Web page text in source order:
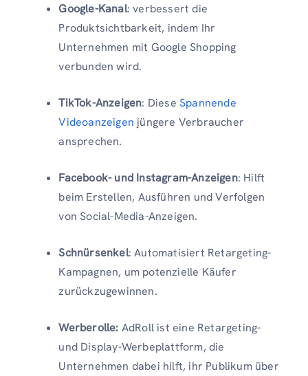
Google-Kanal: verbessert die
Produktsichtbarkeit, indem Ihr
Unternehmen mit Google Shopping
verbunden wird.
TikTok-Anzeigen: Diese Spannende
Videoanzeigen jüngere Verbraucher
ansprechen.
Facebook- und Instagram-Anzeigen: Hilft
beim Erstellen, Ausführen und Verfolgen
von Social-Media-Anzeigen.
Schnürsenkel: Automatisiert Retargeting-
Kampagnen, um potenzielle Käufer
zurückzugewinnen.
Werberolle: AdRoll ist eine Retargeting-
und Display-Werbeplattform, die
Unternehmen dabei hilft, ihr Publikum über